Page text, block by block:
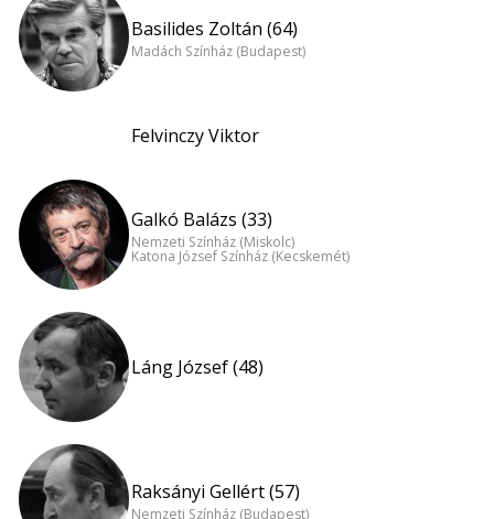
Basilides Zoltán (64)
Madách Színház (Budapest)
Felvinczy Viktor
Galkó Balázs (33)
Nemzeti Színház (Miskolc)
Katona József Színház (Kecskemét)
Láng József (48)
Raksányi Gellért (57)
Nemzeti Színház (Budapest)